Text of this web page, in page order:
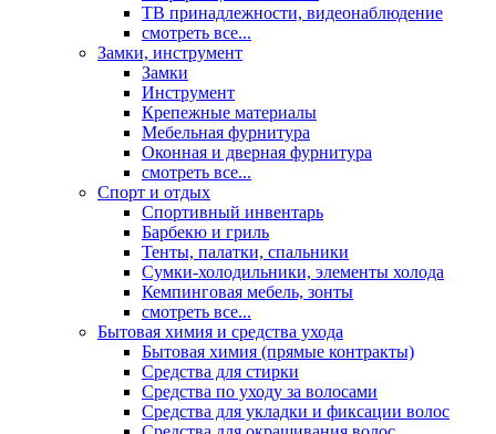
ТВ принадлежности, видеонаблюдение
смотреть все...
Замки, инструмент
Замки
Инструмент
Крепежные материалы
Мебельная фурнитура
Оконная и дверная фурнитура
смотреть все...
Спорт и отдых
Спортивный инвентарь
Барбекю и гриль
Тенты, палатки, спальники
Сумки-холодильники, элементы холода
Кемпинговая мебель, зонты
смотреть все...
Бытовая химия и средства ухода
Бытовая химия (прямые контракты)
Средства для стирки
Средства по уходу за волосами
Средства для укладки и фиксации волос